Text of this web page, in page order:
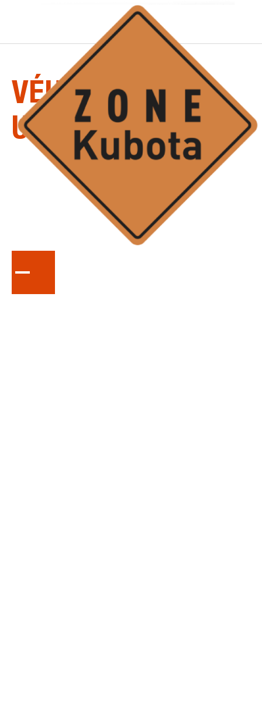
KUBOTA
VÉHICULES
UTILITAIRES
RTV, ATV et côte à côte - Quel que soit le nom
que vous lui donnez, les véhicules utilitaires à
quatre-roues de Kubota établissent de nouveaux
standards de puissance et de fiabilité.